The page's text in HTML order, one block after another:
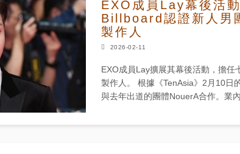
EXO成員Lay幕後活
Billboard認證新人男
製作人
2026-02-11
EXO成員Lay擴展其幕後活動，擔任
製作人。 根據《TenAsia》2月10日的獨家報導，Lay已
與去年出道的團體NouerA合作。業